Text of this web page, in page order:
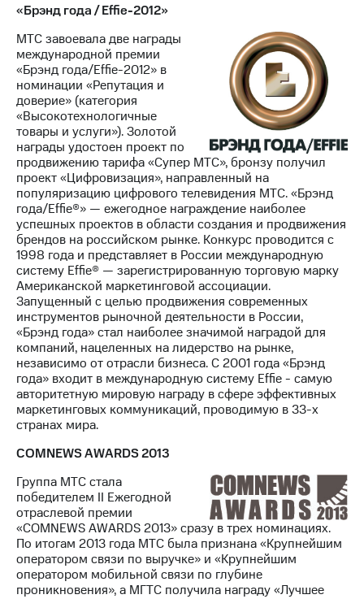
«Брэнд года / Effie-2012»
МТС завоевала две награды
международной премии
«Брэнд года/Effie-2012» в
номинации «Репутация и
доверие» (категория
«Высокотехнологичные
товары и услуги»). Золотой
награды удостоен проект по
продвижению тарифа «Супер МТС», бронзу получил
проект «Цифровизация», направленный на
популяризацию цифрового телевидения МТС. «Брэнд
года/Effie®» — ежегодное награждение наиболее
успешных проектов в области создания и продвижения
брендов на российском рынке. Конкурс проводится с
1998 года и представляет в России международную
систему Effie® — зарегистрированную торговую марку
Американской маркетинговой ассоциации.
Запущенный с целью продвижения современных
инструментов рыночной деятельности в России,
«Брэнд года» стал наиболее значимой наградой для
компаний, нацеленных на лидерство на рынке,
независимо от отрасли бизнеса. С 2001 года «Брэнд
года» входит в международную систему Effie - самую
авторитетную мировую награду в сфере эффективных
маркетинговых коммуникаций, проводимую в 33-х
странах мира.
COMNEWS AWARDS 2013
Группа МТС стала
победителем II Ежегодной
отраслевой премии
«COMNEWS AWARDS 2013» сразу в трех номинациях.
По итогам 2013 года МТС была признана «Крупнейшим
оператором связи по выручке» и «Крупнейшим
оператором мобильной связи по глубине
проникновения», а МГТС получила награду «Лучшее